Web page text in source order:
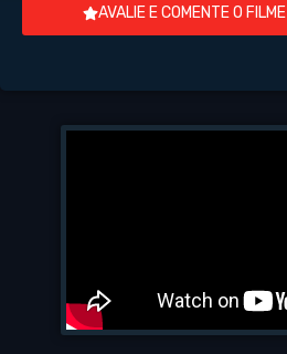
AVALIE E COMENTE O FILME